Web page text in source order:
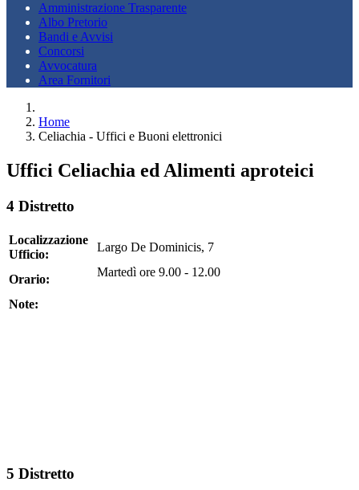
Amministrazione Trasparente
Albo Pretorio
Bandi e Avvisi
Concorsi
Avvocatura
Area Fornitori
Home
Celiachia - Uffici e Buoni elettronici
Uffici Celiachia ed Alimenti aproteici
4 Distretto
Localizzazione
Ufficio:
Largo De Dominicis, 7
Orario:
Martedì ore 9.00 - 12.00
Note:
5 Distretto